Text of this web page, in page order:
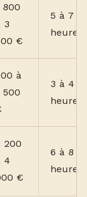
800
3
€
5 à 7
heures
à
500
3 à 4
heures
200
4
€
6 à 8
heures